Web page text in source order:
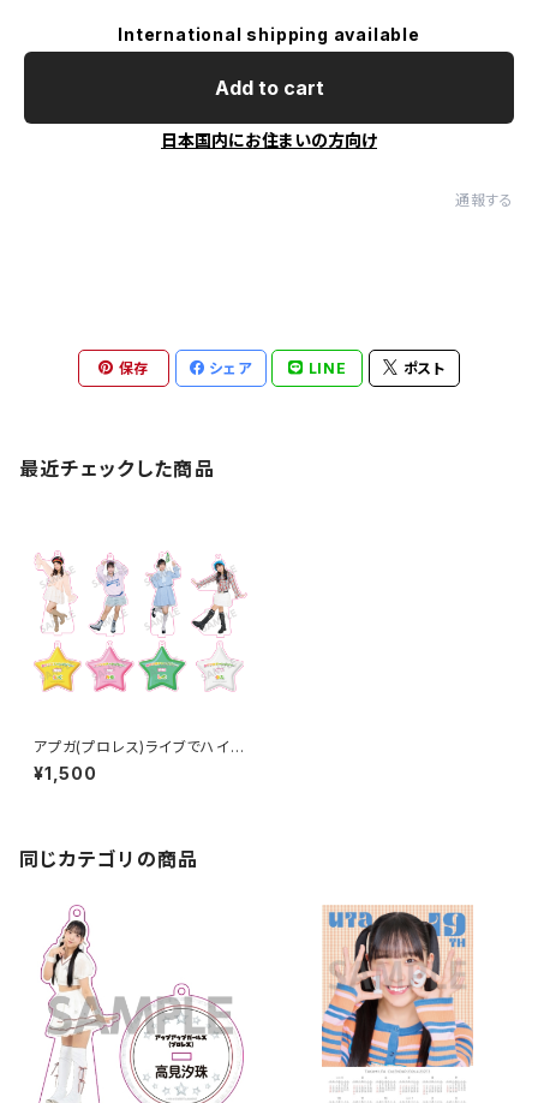
International shipping available
Add to cart
日本国内にお住まいの方向け
通報する
保存 シェア LINE ポスト
最近チェックした商品
アプガ(プロレス)ライブでハイ!
カワツヨチャンピオン! アクリ
ルスタンドキーホルダー(カワツ
¥1,500
同じカテゴリの商品